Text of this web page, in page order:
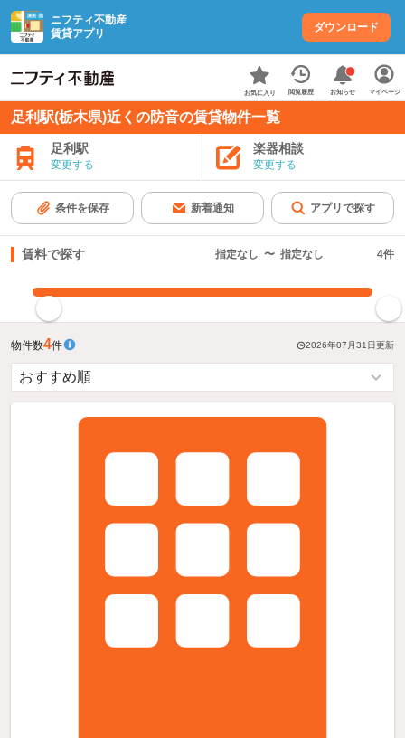
ニフティ不動産
賃貸アプリ
ダウンロード
お気に入り 閲覧履歴 お知らせ マイページ
足利駅(栃木県)近くの防音の賃貸物件一覧
足利駅
変更する
楽器相談
変更する
条件を保存 新着通知 アプリで探す
賃料で探す 指定なし 〜 指定なし 4件
物件数4件 2026年07月31日更新